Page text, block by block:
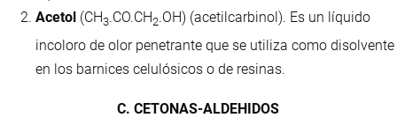
Acetol (CH3.CO.CH2.OH) (acetilcarbinol). Es un líquido
incoloro de olor penetrante que se utiliza como disolvente
en los barnices celulósicos o de resinas.
C. CETONAS-ALDEHIDOS